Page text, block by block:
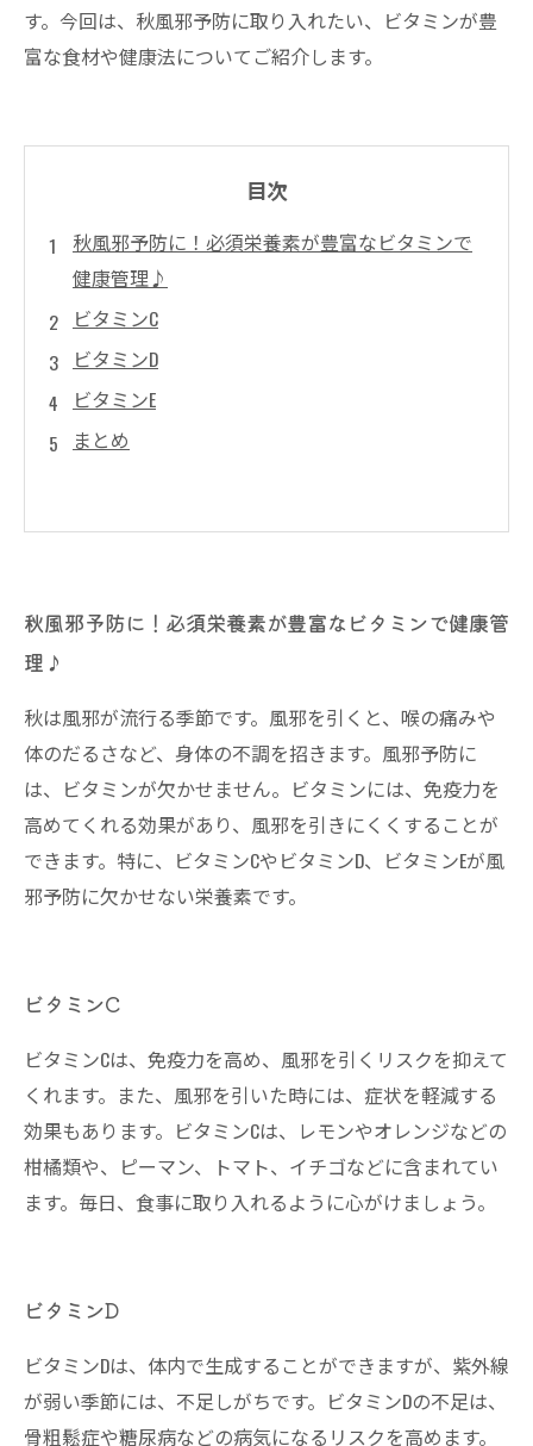
す。今回は、秋風邪予防に取り入れたい、ビタミンが豊
富な食材や健康法についてご紹介します。
目次
秋風邪予防に！必須栄養素が豊富なビタミンで
健康管理♪
ビタミンC
ビタミンD
ビタミンE
まとめ
秋風邪予防に！必須栄養素が豊富なビタミンで健康管
理♪
秋は風邪が流行る季節です。風邪を引くと、喉の痛みや
体のだるさなど、身体の不調を招きます。風邪予防に
は、ビタミンが欠かせません。ビタミンには、免疫力を
高めてくれる効果があり、風邪を引きにくくすることが
できます。特に、ビタミンCやビタミンD、ビタミンEが風
邪予防に欠かせない栄養素です。
ビタミンC
ビタミンCは、免疫力を高め、風邪を引くリスクを抑えて
くれます。また、風邪を引いた時には、症状を軽減する
効果もあります。ビタミンCは、レモンやオレンジなどの
柑橘類や、ピーマン、トマト、イチゴなどに含まれてい
ます。毎日、食事に取り入れるように心がけましょう。
ビタミンD
ビタミンDは、体内で生成することができますが、紫外線
が弱い季節には、不足しがちです。ビタミンDの不足は、
骨粗鬆症や糖尿病などの病気になるリスクを高めます。